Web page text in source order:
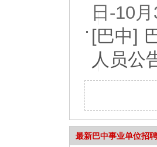
日-10
[巴中]
人员公
最新巴中事业单位招